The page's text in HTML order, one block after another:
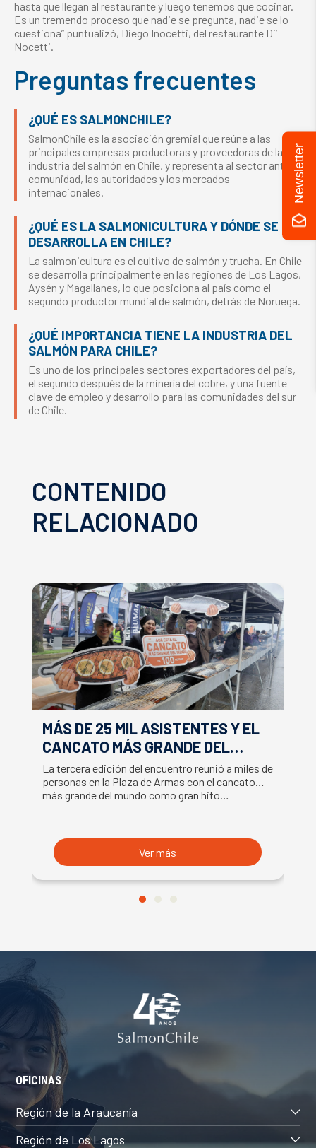
hasta que llegan al restaurante y luego tenemos que cocinar.
Es un tremendo proceso que nadie se pregunta, nadie se lo
cuestiona” puntualizó, Diego Inocetti, del restaurante Di’
Nocetti.
Preguntas frecuentes
¿QUÉ ES SALMONCHILE?
SalmonChile es la asociación gremial que reúne a las
principales empresas productoras y proveedoras de la
industria del salmón en Chile, y representa al sector ante la
comunidad, las autoridades y los mercados
internacionales.
¿QUÉ ES LA SALMONICULTURA Y DÓNDE SE
DESARROLLA EN CHILE?
La salmonicultura es el cultivo de salmón y trucha. En Chile
se desarrolla principalmente en las regiones de Los Lagos,
Aysén y Magallanes, lo que posiciona al país como el
segundo productor mundial de salmón, detrás de Noruega.
¿QUÉ IMPORTANCIA TIENE LA INDUSTRIA DEL
SALMÓN PARA CHILE?
Es uno de los principales sectores exportadores del país,
el segundo después de la minería del cobre, y una fuente
clave de empleo y desarrollo para las comunidades del sur
de Chile.
CONTENIDO
RELACIONADO
MÁS DE 25 MIL ASISTENTES Y EL
CANCATO MÁS GRANDE DEL
MUNDO MARCAN EXITOSO CIERRE
DE LA SEMANA DEL SALMÓN
La tercera edición del encuentro reunió a miles de
personas en la Plaza de Armas con el cancato
más grande del mundo como gran hito…
Ver más
OFICINAS
Región de la Araucanía
Región de Los Lagos
Newsletter